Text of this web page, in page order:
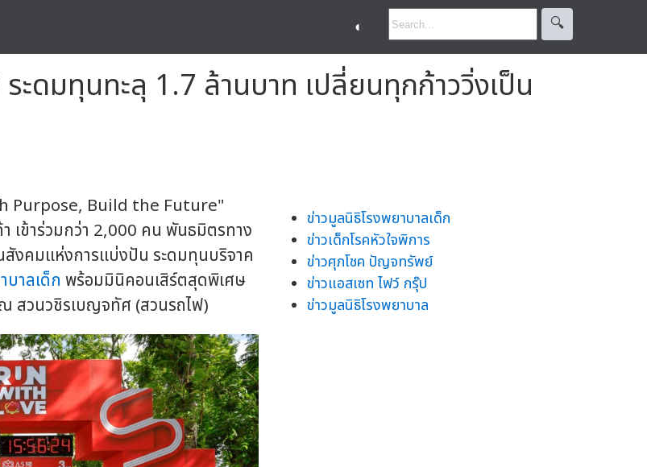
◐ 🔍︎
ะดมทุนทะลุ 1.7 ล้านบาท เปลี่ยนทุกก้าววิ่งเป็น
Purpose, Build the Future"
เข้าร่วมกว่า 2,000 คน พันธมิตรทาง
งคมแห่งการแบ่งปัน ระดมทุนบริจาค
บาลเด็ก พร้อมมินิคอนเสิร์ตสุดพิเศษ
สวนวชิรเบญจทัศ (สวนรถไฟ)
ข่าวมูลนิธิโรงพยาบาลเด็ก
ข่าวเด็กโรคหัวใจพิการ
ข่าวศุภโชค ปัญจทรัพย์
ข่าวแอสเซท ไฟว์ กรุ๊ป
ข่าวมูลนิธิโรงพยาบาล